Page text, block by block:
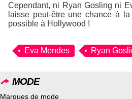
Cependant, ni Ryan Gosling ni
laisse peut-être une chance à
possible à Hollywood !
Eva Mendes Ryan
MODE
Marques de mode